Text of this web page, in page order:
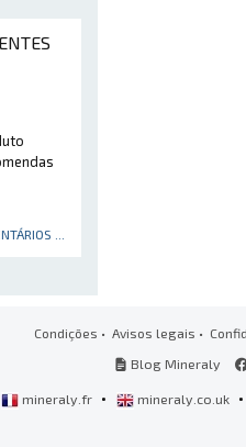
...
Condições • Avisos legais •
Blog Mineraly
mineraly.fr • mineraly.co.uk •